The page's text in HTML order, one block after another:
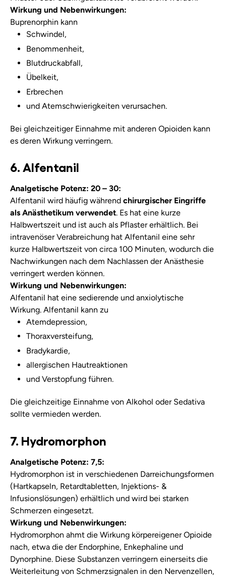
Wirkung und Nebenwirkungen:
Buprenorphin kann
Schwindel,
Benommenheit,
Blutdruckabfall,
Übelkeit,
Erbrechen
und Atemschwierigkeiten verursachen.
Bei gleichzeitiger Einnahme mit anderen Opioiden kann
es deren Wirkung verringern.
6. Alfentanil
Analgetische Potenz: 20 – 30:
Alfentanil wird häufig während chirurgischer Eingriffe
als Anästhetikum verwendet. Es hat eine kurze
Halbwertszeit und ist auch als Pflaster erhältlich. Bei
intravenöser Verabreichung hat Alfentanil eine sehr
kurze Halbwertszeit von circa 100 Minuten, wodurch die
Nachwirkungen nach dem Nachlassen der Anästhesie
verringert werden können.
Wirkung und Nebenwirkungen:
Alfentanil hat eine sedierende und anxiolytische
Wirkung. Alfentanil kann zu
Atemdepression,
Thoraxversteifung,
Bradykardie,
allergischen Hautreaktionen
und Verstopfung führen.
Die gleichzeitige Einnahme von Alkohol oder Sedativa
sollte vermieden werden.
7. Hydromorphon
Analgetische Potenz: 7,5:
Hydromorphon ist in verschiedenen Darreichungsformen
(Hartkapseln, Retardtabletten, Injektions- &
Infusionslösungen) erhältlich und wird bei starken
Schmerzen eingesetzt.
Wirkung und Nebenwirkungen:
Hydromorphon ahmt die Wirkung körpereigener Opioide
nach, etwa die der Endorphine, Enkephaline und
Dynorphine. Diese Substanzen verringern einerseits die
Weiterleitung von Schmerzsignalen in den Nervenzellen,